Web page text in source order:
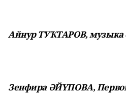
Айнур ТУҠТАРОВ,музыка
Зенфира ӘЙҮПОВА,